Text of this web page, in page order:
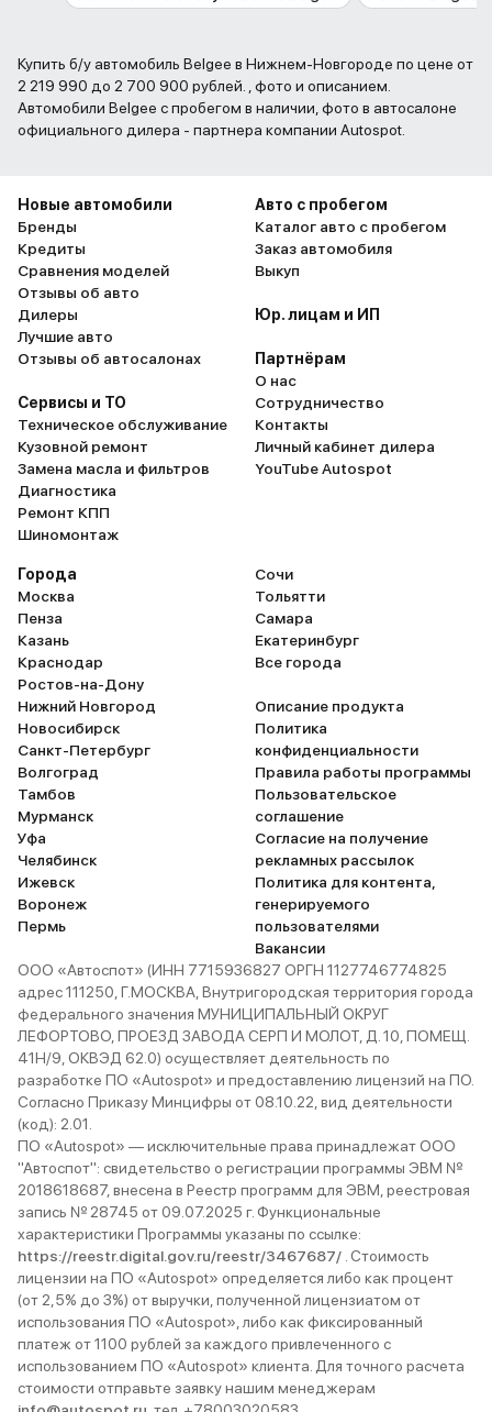
Купить б/у автомобиль Belgee в Нижнем-Новгороде по цене от
2 219 990 до 2 700 900 рублей. , фото и описанием.
Автомобили Belgee с пробегом в наличии, фото в автосалоне
официального дилера - партнера компании Autospot.
Новые автомобили
Бренды
Кредиты
Сравнения моделей
Отзывы об авто
Дилеры
Лучшие авто
Отзывы об автосалонах
Сервисы и ТО
Техническое обслуживание
Кузовной ремонт
Замена масла и фильтров
Диагностика
Ремонт КПП
Шиномонтаж
Авто с пробегом
Каталог авто с пробегом
Заказ автомобиля
Выкуп
Юр. лицам и ИП
Партнёрам
О нас
Сотрудничество
Контакты
Личный кабинет дилера
YouTube Autospot
Города
Москва
Пенза
Казань
Краснодар
Ростов-на-Дону
Нижний Новгород
Новосибирск
Санкт-Петербург
Волгоград
Тамбов
Мурманск
Уфа
Челябинск
Ижевск
Воронеж
Пермь
Сочи
Тольятти
Самара
Екатеринбург
Все города
Описание продукта
Политика
конфиденциальности
Правила работы программы
Пользовательское
соглашение
Согласие на получение
рекламных рассылок
Политика для контента,
генерируемого
пользователями
Вакансии
ООО «Автоспот» (ИНН 7715936827 ОРГН 1127746774825
адрес 111250, Г.МОСКВА, Внутригородская территория города
федерального значения МУНИЦИПАЛЬНЫЙ ОКРУГ
ЛЕФОРТОВО, ПРОЕЗД ЗАВОДА СЕРП И МОЛОТ, Д. 10, ПОМЕЩ.
41Н/9, ОКВЭД 62.0) осуществляет деятельность по
разработке ПО «Autospot» и предоставлению лицензий на ПО.
Согласно Приказу Минцифры от 08.10.22, вид деятельности
(код): 2.01.
ПО «Autospot» — исключительные права принадлежат ООО
"Автоспот": свидетельство о регистрации программы ЭВМ №
2018618687, внесена в Реестр программ для ЭВМ, реестровая
запись № 28745 от 09.07.2025 г. Функциональные
характеристики Программы указаны по ссылке:
https://reestr.digital.gov.ru/reestr/3467687/ . Стоимость
лицензии на ПО «Autospot» определяется либо как процент
(от 2,5% до 3%) от выручки, полученной лицензиатом от
использования ПО «Autospot», либо как фиксированный
платеж от 1100 рублей за каждого привлеченного с
использованием ПО «Autospot» клиента. Для точного расчета
стоимости отправьте заявку нашим менеджерам